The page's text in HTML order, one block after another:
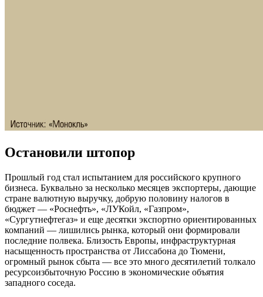
Остановили штопор
Прошлый год стал испытанием для российского крупного
бизнеса. Буквально за несколько месяцев экспортеры, дающие
стране валютную выручку, добрую половину налогов в
бюджет — «Роснефть», «ЛУКойл, «Газпром»,
«Сургутнефтегаз» и еще десятки экспортно ориентированных
компаний — лишились рынка, который они формировали
последние полвека. Близость Европы, инфраструктурная
насыщенность пространства от Лиссабона до Тюмени,
огромный рынок сбыта — все это много десятилетий толкало
ресурсоизбыточную Россию в экономические объятия
западного соседа.